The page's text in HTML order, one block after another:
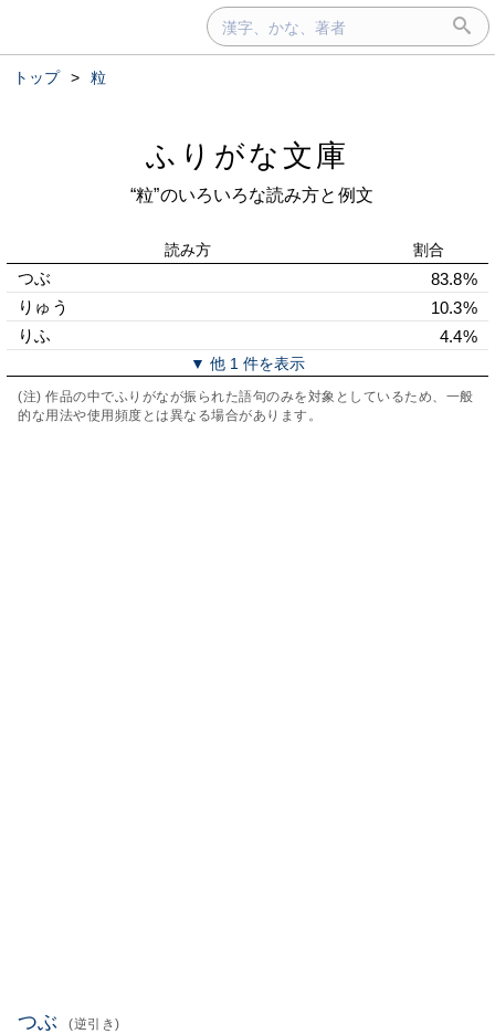
トップ > 粒
ふりがな文庫
“粒”のいろいろな読み方と例文
読み方 割合
つぶ
83.8%
りゅう
10.3%
りふ
4.4%
▼ 他 1 件を表示
(注) 作品の中でふりがなが振られた語句のみを対象としているため、一般
的な用法や使用頻度とは異なる場合があります。
つぶ (逆引き)